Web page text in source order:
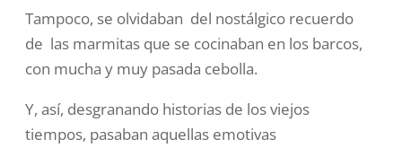
Tampoco, se olvidaban del nostálgico recuerdo
de las marmitas que se cocinaban en los barcos,
con mucha y muy pasada cebolla.
Y, así, desgranando historias de los viejos
tiempos, pasaban aquellas emotivas